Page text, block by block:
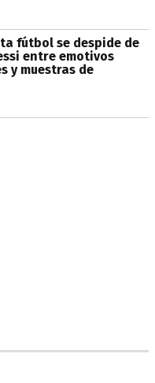
fútbol se despide de
entre emotivos
y muestras de